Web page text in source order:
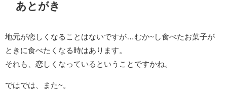
あとがき
地元が恋しくなることはないですが…むか~し食べたお菓子が
ときに食べたくなる時はあります。
それも、恋しくなっているということですかね。
ではでは、また~。